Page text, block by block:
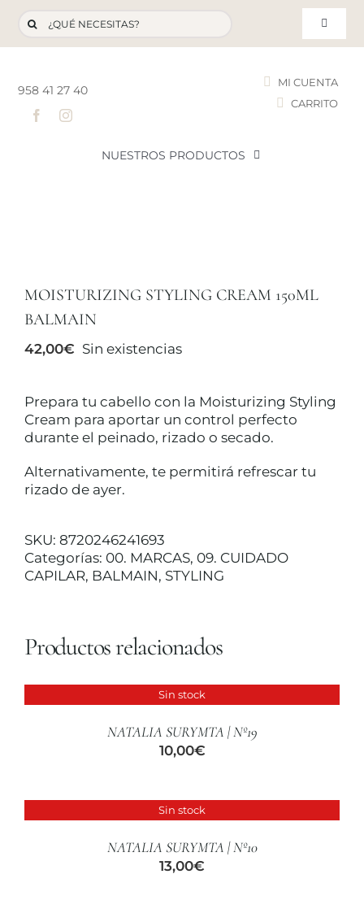
contenido
Buscar:
Toggle
958 41 27 40
MI CUENTA
CARRITO
NUESTROS PRODUCTOS
TRATAMIENTOS
MAQUILLAJES
CUERPO Y BAÑO
HOMBRE
CUIDADO CAPILAR
MOISTURIZING STYLING CREAM 150ML
BALMAIN
42,00€ Sin existencias
Prepara tu cabello con la Moisturizing Styling
Cream para aportar un control perfecto
durante el peinado, rizado o secado.
Alternativamente, te permitirá refrescar tu
rizado de ayer.
SKU: 8720246241693
Categorías: 00. MARCAS, 09. CUIDADO
CAPILAR, BALMAIN, STYLING
Productos relacionados
Sin stock
NATALIA SURYMTA | Nº19
10,00€
Sin stock
NATALIA SURYMTA | Nº10
13,00€